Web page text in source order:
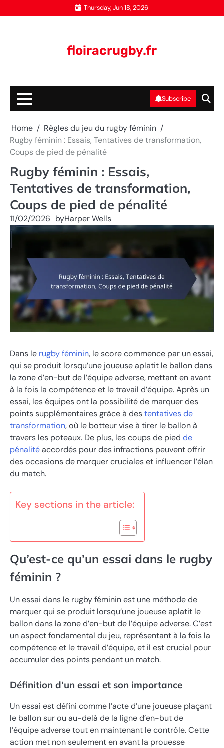
to
Thursday, Jun 18, 2026
floiracrugby.fr
Subscribe
Home
Règles du jeu du rugby féminin
Rugby féminin : Essais, Tentatives de transformation,
Coups de pied de pénalité
Rugby féminin : Essais,
Tentatives de transformation,
Coups de pied de pénalité
11/02/2026 byHarper Wells
Dans le rugby féminin, le score commence par un essai,
qui se produit lorsqu’une joueuse aplatit le ballon dans
la zone d’en-but de l’équipe adverse, mettant en avant
à la fois la compétence et le travail d’équipe. Après un
essai, les équipes ont la possibilité de marquer des
points supplémentaires grâce à destentatives de
transformation, où le botteur vise à tirer le ballon à
travers les poteaux. De plus, les coups de pied de
pénalitéaccordés pour des infractions peuvent offrir
des occasions de marquer cruciales et influencer l’élan
du match.
Key sections in the article:
Qu’est-ce qu’un essai dans le rugby
féminin ?
Un essai dans le rugby féminin est une méthode de
marquer qui se produit lorsqu’une joueuse aplatit le
ballon dans la zone d’en-but de l’équipe adverse. C’est
un aspect fondamental du jeu, représentant à la fois la
compétence et le travail d’équipe, et il est crucial pour
accumuler des points pendant un match.
Définition d’un essai et son importance
Un essai est défini comme l’acte d’une joueuse plaçant
le ballon sur ou au-delà de la ligne d’en-but de
l’équipe adverse tout en maintenant le contrôle. Cette
action met non seulement en avant la prouesse